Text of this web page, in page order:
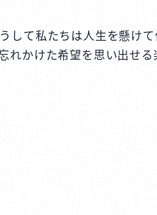
して私たちは人生を懸け
れかけた希望を思い出せ